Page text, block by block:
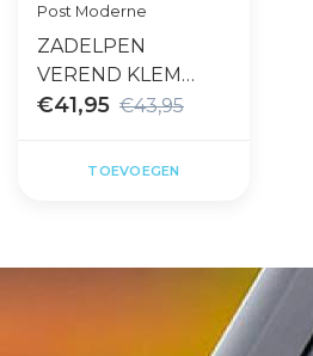
Post Moderne
ZADELPEN
VEREND KLEM
27.2X350
€41,95 €43,95
TOEVOEGEN